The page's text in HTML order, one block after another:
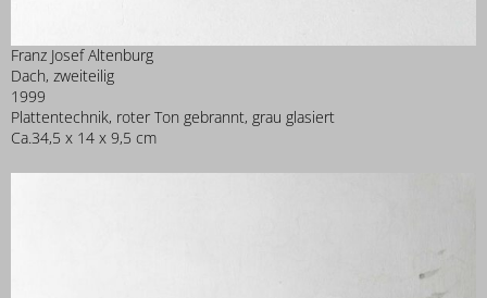
Franz Josef Altenburg
Dach, zweiteilig
1999
Plattentechnik, roter Ton gebrannt, grau glasiert
Ca.34,5 x 14 x 9,5 cm